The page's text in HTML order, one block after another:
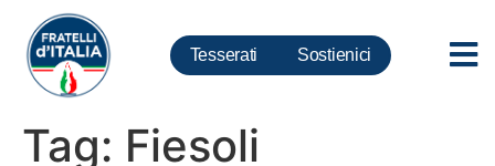
Tesserati Sostienici
Tag: Fiesoli